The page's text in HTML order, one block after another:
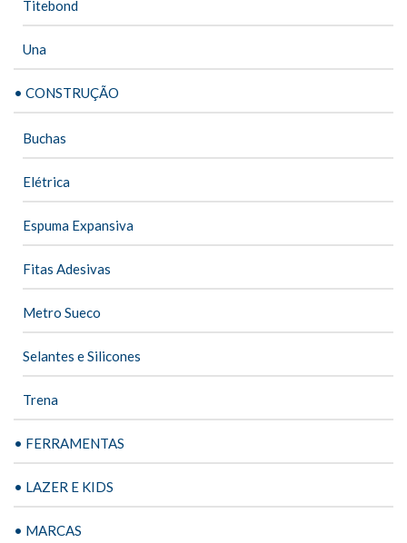
Titebond
Una
• CONSTRUÇÃO
Buchas
Elétrica
Espuma Expansiva
Fitas Adesivas
Metro Sueco
Selantes e Silicones
Trena
• FERRAMENTAS
• LAZER E KIDS
• MARCAS